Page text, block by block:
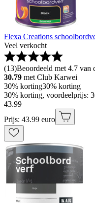
Flexa Creations
Veel verkocht
(13)Beoordeeld met 4.7 van
30.79 met Club Karwei
30% korting30% korting
30% korting, voordeelprijs:
43.99
Prijs: 43.99 euro